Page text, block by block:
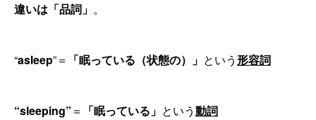
違いは「品詞」 。
“asleep”＝ 「眠っている（状態の）」 という形容詞
“sleeping” ＝ 「眠っている」 という動詞